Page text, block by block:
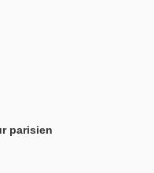
parisien